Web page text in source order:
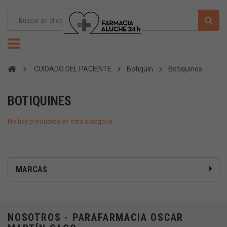
CUIDADO DEL PACIENTE Botiquín Botiquines
MARCAS
BOTIQUINES
No hay productos en esta categoría
NOSOTROS - PARAFARMACIA OSCAR